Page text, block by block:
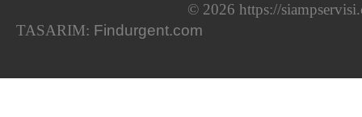
© 2026 https://
TASARIM: Findurgent.com